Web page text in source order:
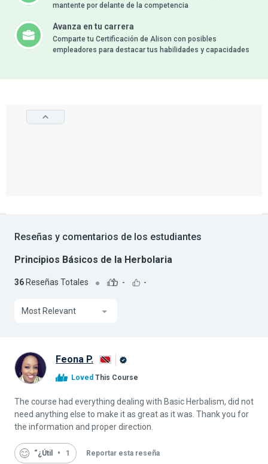
mantente por delante de la competencia
Avanza en tu carrera
Comparte tu Certificación de Alison con posibles
empleadores para destacar tus habilidades y capacidades
Reseñas y comentarios de los estudiantes
Principios Básicos de la Herbolaria
36 Reseñas Totales - -
Most Relevant
Feona P.
Alison
Loved This Course
The course had everything dealing with Basic Herbalism, did not
need anything else to make it as great as it was. Thank you for
the information and proper direction.
“¿Útil 1 Reportar esta reseña